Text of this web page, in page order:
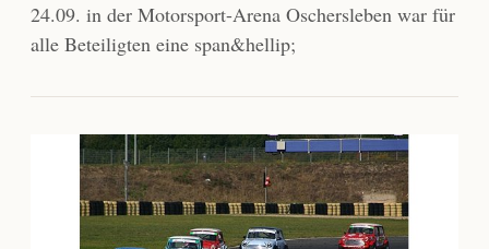
24.09. in der Motorsport-Arena Oschersleben war für
alle Beteiligten eine span&hellip;